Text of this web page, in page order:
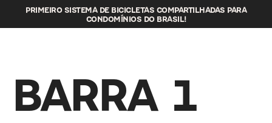
PRIMEIRO SISTEMA DE BICICLETAS COMPARTILHADAS PARA
CONDOMÍNIOS DO BRASIL!
BARRA 1